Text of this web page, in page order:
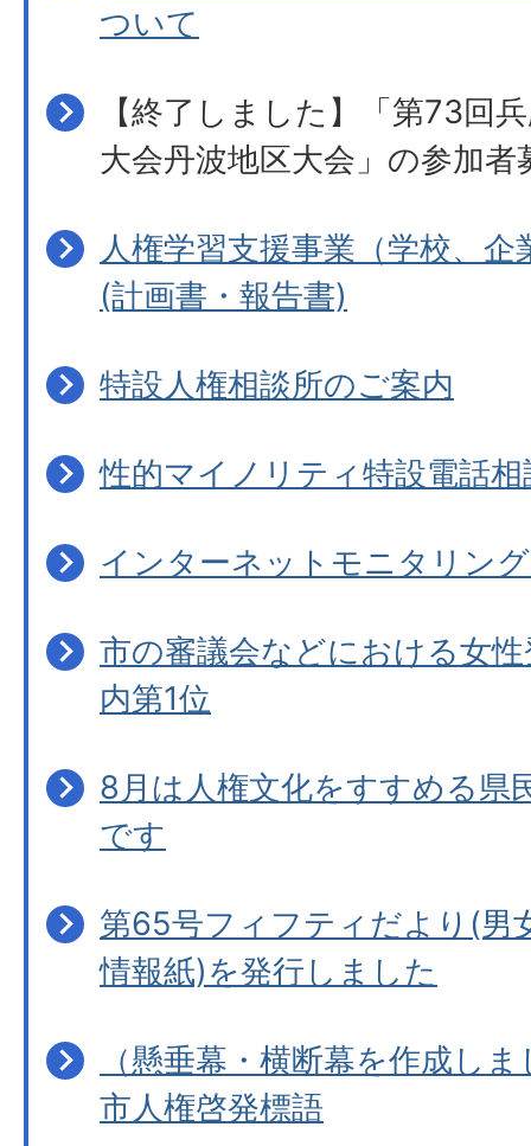
ついて
【終了しました】「第73回
大会丹波地区大会」の参加者
人権学習支援事業（学校、
(計画書・報告書)
特設人権相談所のご案内
性的マイノリティ特設電話
インターネットモニタリン
市の審議会などにおける女
内第1位
8月は人権文化をすすめる県
です
第65号フィフティだより(男
情報紙)を発行しました
（懸垂幕・横断幕を作成し
市人権啓発標語